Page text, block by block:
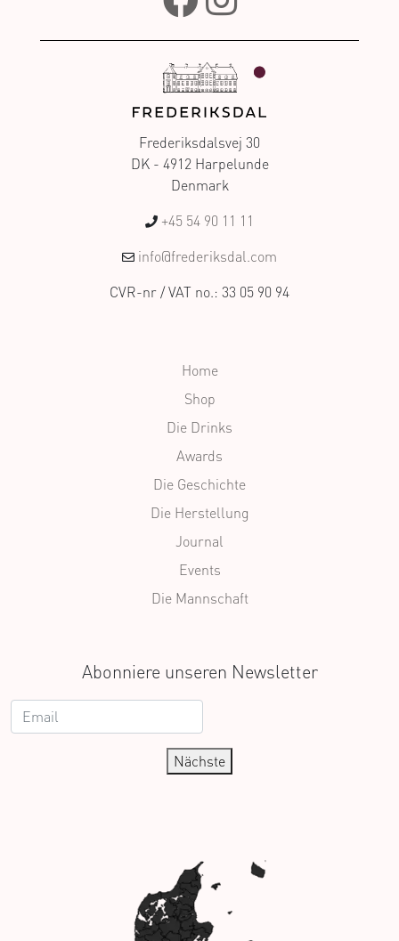
Frederiksdalsvej 30
DK - 4912 Harpelunde
Denmark
+45 54 90 11 11
info@frederiksdal.com
CVR-nr / VAT no.: 33 05 90 94
Home
Shop
Die Drinks
Awards
Die Geschichte
Die Herstellung
Journal
Events
Die Mannschaft
Abonniere unseren Newsletter
Nächste